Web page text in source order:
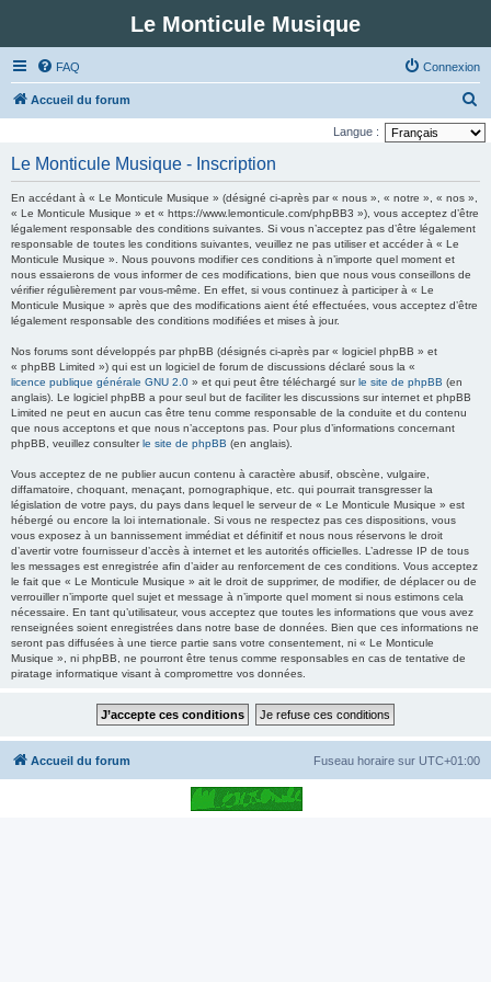
Le Monticule Musique
FAQ Connexion
Accueil du forum
e
Langue :
Le Monticule Musique - Inscription
En accédant à « Le Monticule Musique » (désigné ci-après par « nous », « notre », « nos »,
« Le Monticule Musique » et « https://www.lemonticule.com/phpBB3 »), vous acceptez d’être
légalement responsable des conditions suivantes. Si vous n’acceptez pas d’être légalement
responsable de toutes les conditions suivantes, veuillez ne pas utiliser et accéder à « Le
Monticule Musique ». Nous pouvons modifier ces conditions à n’importe quel moment et
nous essaierons de vous informer de ces modifications, bien que nous vous conseillons de
vérifier régulièrement par vous-même. En effet, si vous continuez à participer à « Le
Monticule Musique » après que des modifications aient été effectuées, vous acceptez d’être
légalement responsable des conditions modifiées et mises à jour.
Nos forums sont développés par phpBB (désignés ci-après par « logiciel phpBB » et
« phpBB Limited ») qui est un logiciel de forum de discussions déclaré sous la «
licence publique générale GNU 2.0 » et qui peut être téléchargé surle site de phpBB (en
anglais). Le logiciel phpBB a pour seul but de faciliter les discussions sur internet et phpBB
Limited ne peut en aucun cas être tenu comme responsable de la conduite et du contenu
que nous acceptons et que nous n’acceptons pas. Pour plus d’informations concernant
phpBB, veuillez consulterle site de phpBB (en anglais).
Vous acceptez de ne publier aucun contenu à caractère abusif, obscène, vulgaire,
diffamatoire, choquant, menaçant, pornographique, etc. qui pourrait transgresser la
législation de votre pays, du pays dans lequel le serveur de « Le Monticule Musique » est
hébergé ou encore la loi internationale. Si vous ne respectez pas ces dispositions, vous
vous exposez à un bannissement immédiat et définitif et nous nous réservons le droit
d’avertir votre fournisseur d’accès à internet et les autorités officielles. L’adresse IP de tous
les messages est enregistrée afin d’aider au renforcement de ces conditions. Vous acceptez
le fait que « Le Monticule Musique » ait le droit de supprimer, de modifier, de déplacer ou de
verrouiller n’importe quel sujet et message à n’importe quel moment si nous estimons cela
nécessaire. En tant qu’utilisateur, vous acceptez que toutes les informations que vous avez
renseignées soient enregistrées dans notre base de données. Bien que ces informations ne
seront pas diffusées à une tierce partie sans votre consentement, ni « Le Monticule
Musique », ni phpBB, ne pourront être tenus comme responsables en cas de tentative de
piratage informatique visant à compromettre vos données.
Accueil du forum Fuseau horaire sur UTC+01:00